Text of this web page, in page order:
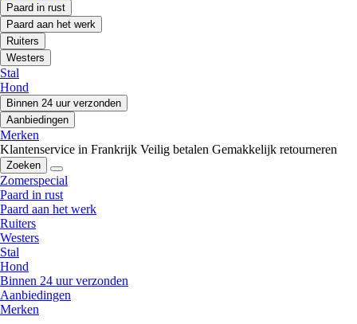
Paard in rust
Paard aan het werk
Ruiters
Westers
Stal
Hond
Binnen 24 uur verzonden
Aanbiedingen
Merken
Klantenservice in Frankrijk Veilig betalen Gemakkelijk retourneren
Zoeken
Zomerspecial
Paard in rust
Paard aan het werk
Ruiters
Westers
Stal
Hond
Binnen 24 uur verzonden
Aanbiedingen
Merken